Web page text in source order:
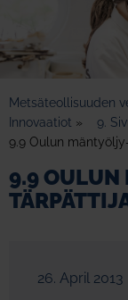
Metsäteollisuuden
Innovaatiot » 9.
9.9 Oulun
9.9 OULUN
26. April 2013